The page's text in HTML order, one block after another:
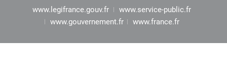
www.legifrance.gouv.fr
www.service-public.fr
www.gouvernement.fr
www.france.fr